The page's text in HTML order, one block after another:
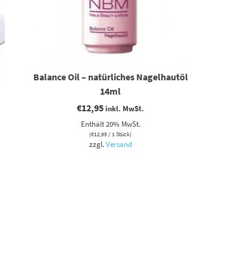
Balance Oil – natürliches Nagelhautöl
14ml
€12,95 inkl. MwSt.
Enthält 20% MwSt.
(€12,95 / 1 Stück)
zzgl.Versand